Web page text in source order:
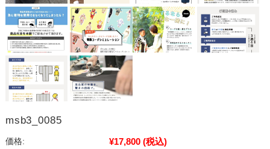
msb3_0085
価格: ¥17,800 (税込)